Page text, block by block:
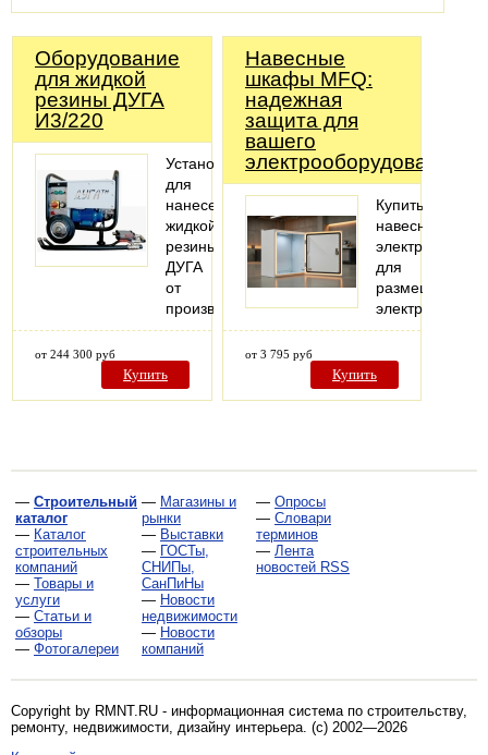
Оборудование
для жидкой
резины ДУГА
И3/220
Установка
для
нанесения
жидкой
резины
ДУГА
от
производителя
от 244 300 руб
Купить
Навесные
шкафы MFQ:
надежная
защита для
вашего
электрооборудования
Купить
навесной
электрошкаф
для
размещения
от 3 795 руб
Купить
— Строительный
каталог
— Каталог
строительных
компаний
— Товары и
услуги
— Статьи и
обзоры
— Фотогалереи
— Магазины и
рынки
— Выставки
— ГОСТы,
СНИПы,
СанПиНы
— Новости
недвижимости
— Новости
компаний
— Опросы
— Словари
терминов
— Лента
новостей RSS
Copyright by RMNT.RU - информационная система по строительству,
ремонту, недвижимости, дизайну интерьера. (c) 2002—2026